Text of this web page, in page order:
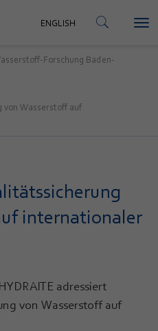
KONTAKT
ENGLISH
Forschung Baden-
von Wasserstoff auf
internationaler
adressiert
von Wasserstoff auf